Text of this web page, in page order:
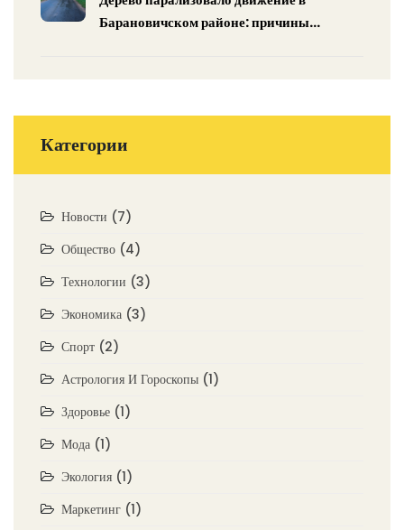
Барановичском районе: причины
Категории
Новости (7)
Общество (4)
Технологии (3)
Экономика (3)
Спорт (2)
Астрология И Гороскопы (1)
Здоровье (1)
Мода (1)
Экология (1)
Маркетинг (1)